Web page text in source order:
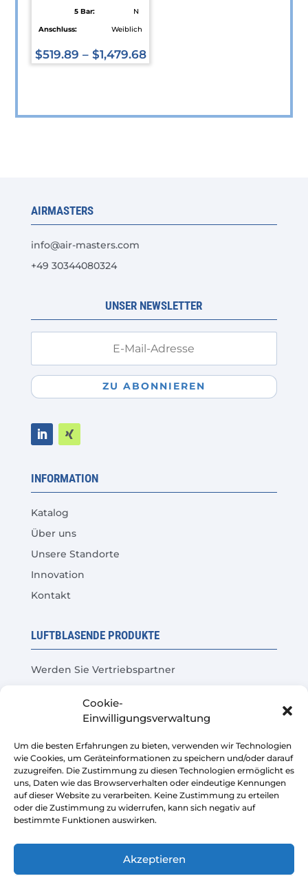
Cookie-
Einwilligungsverwaltung
Um die besten Erfahrungen zu bieten, verwenden wir Technologien
wie Cookies, um Geräteinformationen zu speichern und/oder darauf
zuzugreifen. Die Zustimmung zu diesen Technologien ermöglicht es
uns, Daten wie das Browserverhalten oder eindeutige Kennungen
auf dieser Website zu verarbeiten. Keine Zustimmung zu erteilen
oder die Zustimmung zu widerrufen, kann sich negativ auf
bestimmte Funktionen auswirken.
Akzeptieren
5 Bar:
N
Anschluss:
Weiblich
$519.89 – $1,479.68
können
der
Produktseite
werden
AIRMASTERS
info@air-masters.com
+49 30344080324
UNSER NEWSLETTER
ZU ABONNIEREN
INFORMATION
Katalog
Über uns
Unsere Standorte
Innovation
Kontakt
LUFTBLASENDE PRODUKTE
Werden Sie Vertriebspartner
Häufige Fragen
LEGAL
Rechtliche Warnung
Datenschutzrichtlinie
Verkaufsbedingungen der Plattform